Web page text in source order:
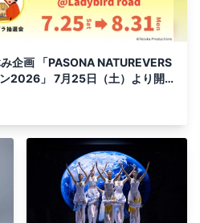
企画 「PASONA NATUREVERS
2026」 7月25日（土）より開